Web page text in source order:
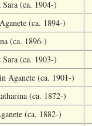
Sara (ca. 1904-)
(ca. 1894-)
(ca. 1896-)
Sara (ca. 1903-)
Aganete (ca. 1901-)
(ca. 1872-)
(ca. 1882-)